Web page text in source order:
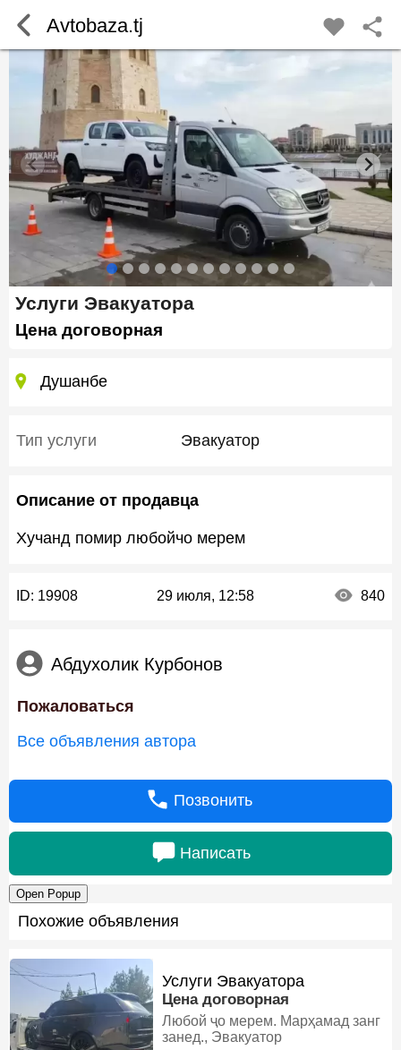
Услуги Эвакуатора
Цена договорная
Душанбе
Тип услуги Эвакуатор
Описание от продавца
Хучанд помир любойчо мерем
ID: 19908 29 июля, 12:58 840
Абдухолик Курбонов
Пожаловаться
Все объявления автора
Позвонить
Написать
Open Popup
Avtobaza.tj
Похожие объявления
Услуги Эвакуатора
Цена договорная
Любой ҷо мерем. Марҳамад занг
занед., Эвакуатор